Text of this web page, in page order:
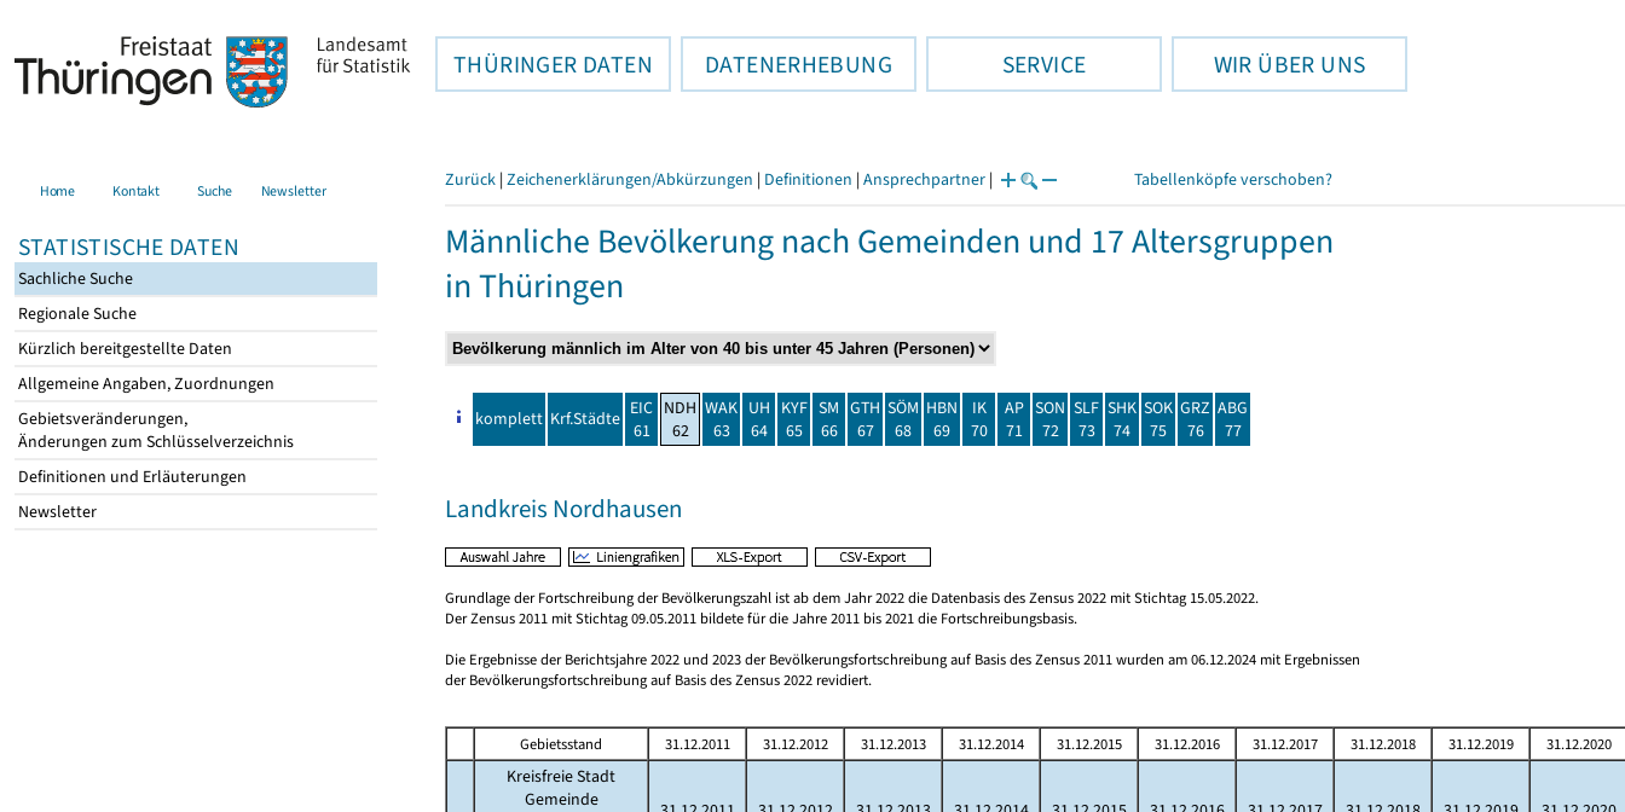
THÜRINGER DATEN DATENERHEBUNG SERVICE WIR ÜBER UNS
Home Kontakt Suche Newsletter
STATISTISCHE DATEN
Sachliche Suche
Regionale Suche
Kürzlich bereitgestellte Daten
Allgemeine Angaben, Zuordnungen
Gebietsveränderungen,
Änderungen zum Schlüsselverzeichnis
Definitionen und Erläuterungen
Newsletter
Zurück | Zeichenerklärungen/Abkürzungen | Definitionen | Ansprechpartner | Tabellenköpfe verschoben?
Männliche Bevölkerung nach Gemeinden und 17 Altersgruppen
in Thüringen
komplett Krf.Städte EIC
61
NDH
62
WAK
63
UH
64
KYF
65
SM
66
GTH
67
SÖM
68
HBN
69
IK
70
AP
71
SON
72
SLF
73
SHK
74
SOK
75
GRZ
76
ABG
77
Landkreis Nordhausen
Grundlage der Fortschreibung der Bevölkerungszahl ist ab dem Jahr 2022 die Datenbasis des Zensus 2022 mit Stichtag 15.05.2022.
Der Zensus 2011 mit Stichtag 09.05.2011 bildete für die Jahre 2011 bis 2021 die Fortschreibungsbasis.
Die Ergebnisse der Berichtsjahre 2022 und 2023 der Bevölkerungsfortschreibung auf Basis des Zensus 2011 wurden am 06.12.2024 mit Ergebnissen
der Bevölkerungsfortschreibung auf Basis des Zensus 2022 revidiert.
Gebietsstand 31.12.2011 31.12.2012 31.12.2013 31.12.2014 31.12.2015 31.12.2016 31.12.2017 31.12.2018 31.12.2019 31.12.2020
Kreisfreie Stadt
Gemeinde